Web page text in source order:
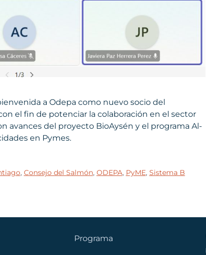
a Odepa como nuevo socio del
el fin de potenciar la colaboración en el sector
avances del proyecto BioAysén y el programa Al-
en Pymes.
, Consejo del Salmón, ODEPA, PyME, Sistema B
Programa